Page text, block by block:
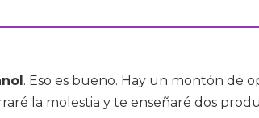
. Eso es bueno. Hay un montón de
la molestia y te enseñaré dos